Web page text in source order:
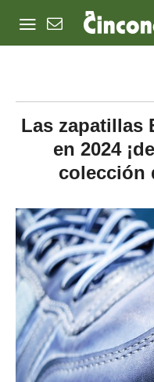
Las zapatillas
en 2024
colección